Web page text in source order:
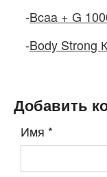
-Bcaa + G
-Body Strong
Добавить
Имя *